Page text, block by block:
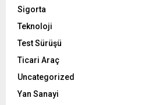
Sigorta
Teknoloji
Test Sürüşü
Ticari Araç
Uncategorized
Yan Sanayi